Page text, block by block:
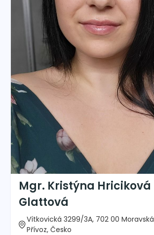
Mgr. Kristýna Hriciková
Glattová
Vítkovická 3299/3A, 702 00
Přívoz, Česko